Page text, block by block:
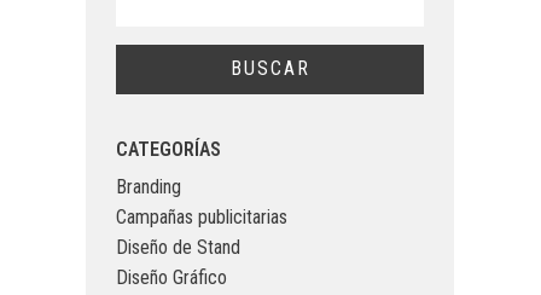
CATEGORÍAS
Branding
Campañas publicitarias
Diseño de Stand
Diseño Gráfico